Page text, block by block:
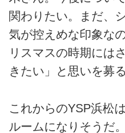
関わりたい。まだ、
気が控えめな印象な
リスマスの時期には
きたい」と思いを募る
これからのYSP浜松
ルームになりそうだ。